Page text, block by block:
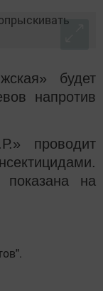
будет
напротив
проводит
показана на